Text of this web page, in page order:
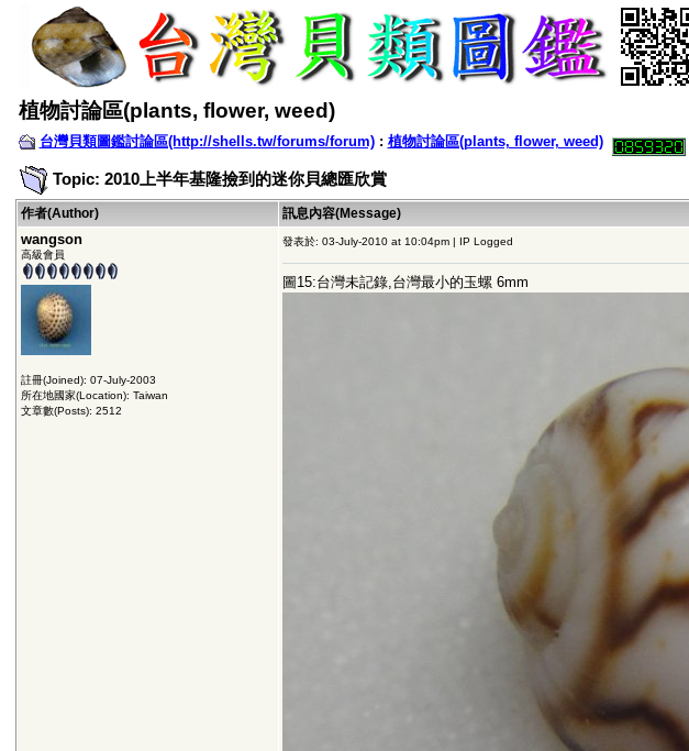
植物討論區(plants, flower, weed)
台灣貝類圖鑑討論區(http://shells.tw/forums/forum): 植物討論區(plants, flower, weed)
Topic: 2010上半年基隆撿到的迷你貝總匯欣賞
作者(Author) 訊息內容(Message)
wangson
高級會員
註冊(Joined): 07-July-2003
所在地國家(Location): Taiwan
文章數(Posts): 2512
發表於: 03-July-2010 at 10:04pm | IP Logged
圖15:台灣未記錄,台灣最小的玉螺 6mm